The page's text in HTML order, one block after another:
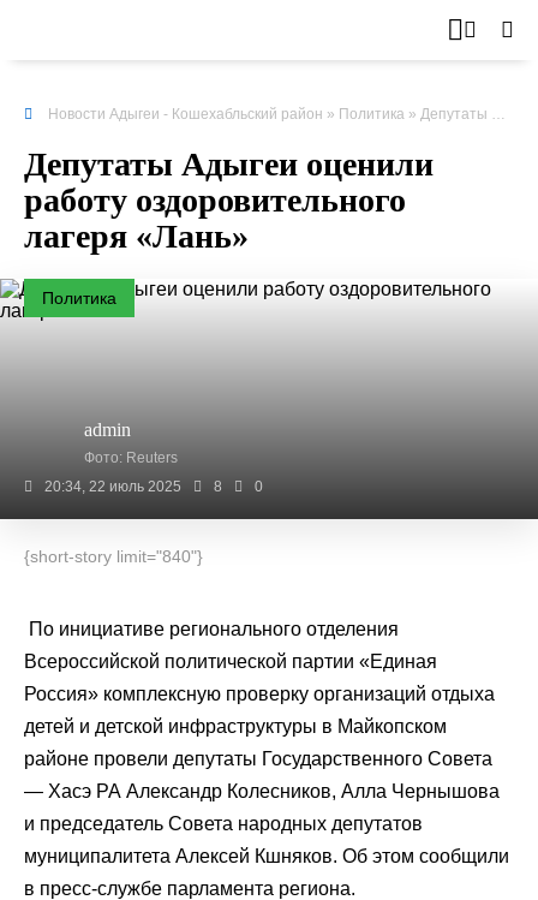
Новости Адыгеи - Кошехабльский район » Политика » Депутаты Адыгеи оценили работу оздоровительного лагеря «Лань»
Депутаты Адыгеи оценили
работу оздоровительного
лагеря «Лань»
Политика
admin
Фото: Reuters
20:34, 22 июль 2025
8 0
{short-story limit="840"}
По инициативе регионального отделения
Всероссийской политической партии «Единая
Россия» комплексную проверку организаций отдыха
детей и детской инфраструктуры в Майкопском
районе провели депутаты Государственного Совета
— Хасэ РА Александр Колесников, Алла Чернышова
и председатель Совета народных депутатов
муниципалитета Алексей Кшняков. Об этом сообщили
в пресс-службе парламента региона.